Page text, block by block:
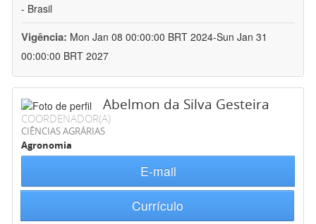
- Brasil
Vigência: Mon Jan 08 00:00:00 BRT 2024-Sun Jan 31
00:00:00 BRT 2027
Abelmon da Silva Gesteira
COORDENADOR(A)
CIÊNCIAS AGRÁRIAS
Agronomia
E-mail
Currículo